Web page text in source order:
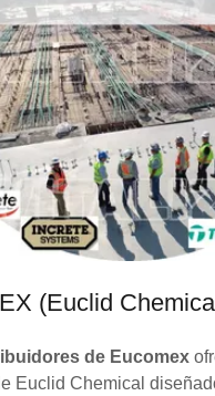
(Euclid
de Eucomex
e Euclid Chemical